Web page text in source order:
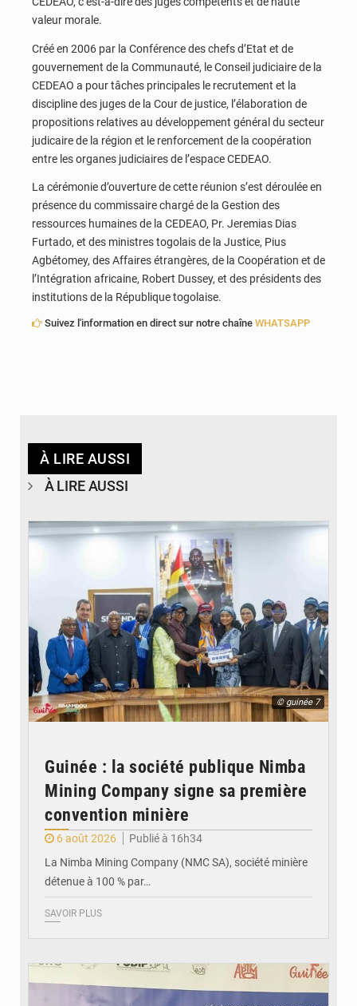
valeur morale.
Créé en 2006 par la Conférence des chefs d’Etat et de
gouvernement de la Communauté, le Conseil judiciaire de la
CEDEAO a pour tâches principales le recrutement et la
discipline des juges de la Cour de justice, l’élaboration de
propositions relatives au développement général du secteur
judicaire de la région et le renforcement de la coopération
entre les organes judiciaires de l’espace CEDEAO.
La cérémonie d’ouverture de cette réunion s’est déroulée en
présence du commissaire chargé de la Gestion des
ressources humaines de la CEDEAO, Pr. Jeremias Dias
Furtado, et des ministres togolais de la Justice, Pius
Agbétomey, des Affaires étrangères, de la Coopération et de
l’Intégration africaine, Robert Dussey, et des présidents des
institutions de la République togolaise.
Suivez l'information en direct sur notre chaîne WHATSAPP
À LIRE AUSSI
À LIRE AUSSI
© guinée 7
Guinée : la société publique Nimba
Mining Company signe sa première
convention minière
6 août 2026
Publié à 16h34
La Nimba Mining Company (NMC SA), société minière
détenue à 100 % par…
SAVOIR PLUS